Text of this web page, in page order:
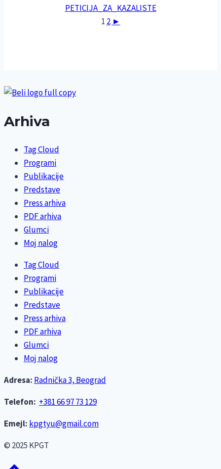
1 2 ►
Arhiva
Tag Cloud
Programi
Publikacije
Predstave
Press arhiva
PDF arhiva
Glumci
Moj nalog
Tag Cloud
Programi
Publikacije
Predstave
Press arhiva
PDF arhiva
Glumci
Moj nalog
Adresa: Radnička 3, Beograd
Telefon: +381 66 97 73 129
Emejl: kpgtyu@gmail.com
© 2025 KPGT